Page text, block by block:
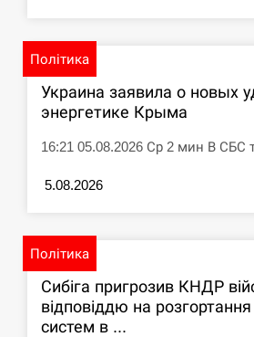
СЕРПЕНЬ
11:23
Россияне ударили
Політика
Украина заявила о новых
энергетике Крыма
16:21 05.08.2026 Ср 2 мин В СБС
5.08.2026
Політика
Сибіга пригрозив КНДР
відповіддю на
систем в ...